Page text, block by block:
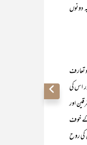
دونوں
تعارف
اس کی
اور
کے خوف
کی روح